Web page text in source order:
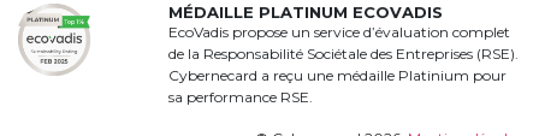
MÉDAILLE PLATINUM ECOVADIS
EcoVadis propose un service d’évaluation complet
de la Responsabilité Sociétale des Entreprises (RSE).
Cybernecard a reçu une médaille Platinium pour
sa performance RSE.